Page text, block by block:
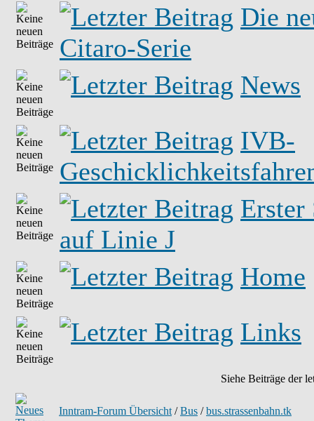
Die
Citaro-Serie
News
IVB-
Erster
auf Linie J
Home
Links
Siehe Beiträge der
Inntram-Forum Übersicht /Bus /bus.strassenbahn.tk